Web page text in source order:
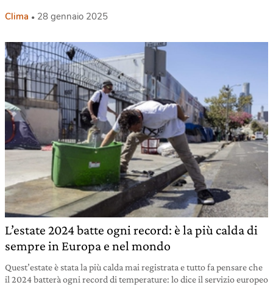
Clima 28 gennaio 2025
L’estate 2024 batte ogni record: è la più calda di
sempre in Europa e nel mondo
Quest’estate è stata la più calda mai registrata e tutto fa pensare che
il 2024 batterà ogni record di temperature: lo dice il servizio europeo